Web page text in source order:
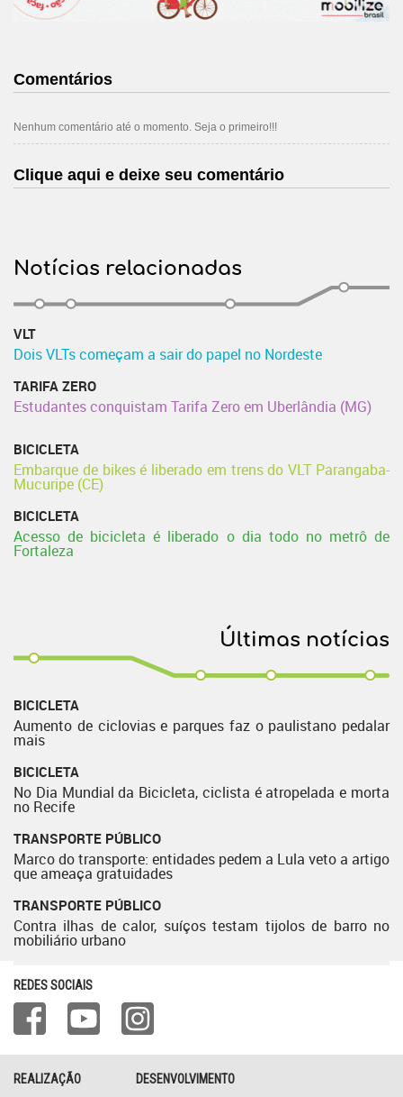
Comentários
Nenhum comentário até o momento. Seja o primeiro!!!
Clique aqui e deixe seu comentário
Notícias relacionadas
VLT
Dois VLTs começam a sair do papel no Nordeste
TARIFA ZERO
Estudantes conquistam Tarifa Zero em Uberlândia (MG)
BICICLETA
Embarque de bikes é liberado em trens do VLT Parangaba-
Mucuripe (CE)
BICICLETA
Acesso de bicicleta é liberado o dia todo no metrô de
Fortaleza
Últimas notícias
BICICLETA
Aumento de ciclovias e parques faz o paulistano pedalar
mais
BICICLETA
No Dia Mundial da Bicicleta, ciclista é atropelada e morta
no Recife
TRANSPORTE PÚBLICO
Marco do transporte: entidades pedem a Lula veto a artigo
que ameaça gratuidades
TRANSPORTE PÚBLICO
Contra ilhas de calor, suíços testam tijolos de barro no
mobiliário urbano
REDES SOCIAIS
REALIZAÇÃO DESENVOLVIMENTO